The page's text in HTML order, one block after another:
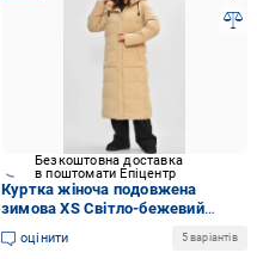
Безкоштовна доставка
в поштомати Епіцентр
Куртка жіноча подовжена
зимова XS Світло-бежевий
(207188)
оцінити 5 варіантів